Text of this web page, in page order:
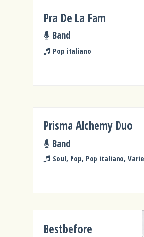
Pra De La Fam
Band
Pop italiano
Prisma Alchemy Duo
Band
Soul, Pop, Pop italiano, Varie
Bestbefore